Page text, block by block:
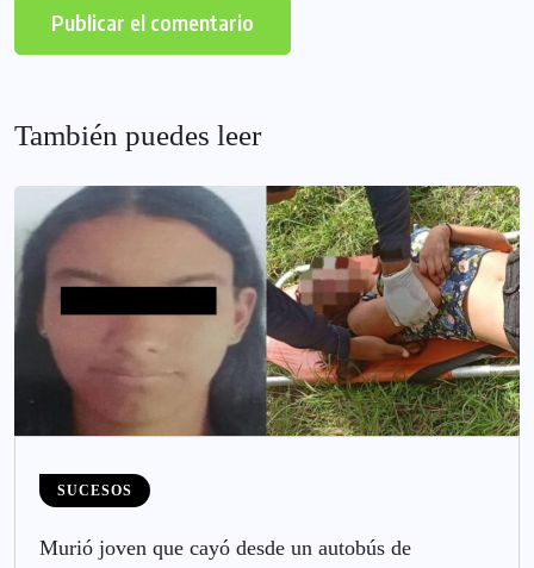
También puedes leer
SUCESOS
Murió joven que cayó desde un autobús de